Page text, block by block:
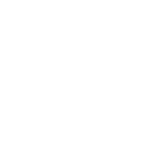
Framework
aprimorado.
pode rastrear e analisar
a uma tomada
ao cliente